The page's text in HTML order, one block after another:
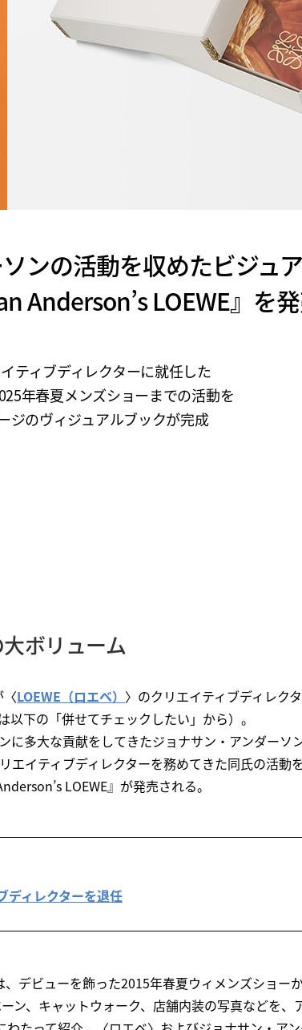
ンの活動を収めたビジュ
Anderson’s LOEWE』を
ティブディレクターに就任した
年春夏メンズショーまでの活動を
ジのヴィジュアルブックが完成
ボリューム
〈LOEWE（ロエベ） 〉のクリエイティブディレク
下の「併せてチェックしたい」から）。
多大な貢献をしてきたジョナサン・アンダーソ
エイティブディレクターを務めてきた同氏の活動
LOEWE』が発売される。
ディレクターを退任
デビューを飾った2015年春夏ウィメンズショー
ン、キャットウォーク、店舗内装の写真などを、